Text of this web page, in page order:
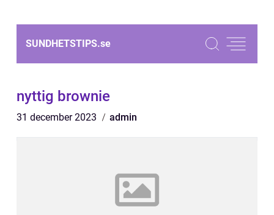
SUNDHETSTIPS.se
nyttig brownie
31 december 2023 admin